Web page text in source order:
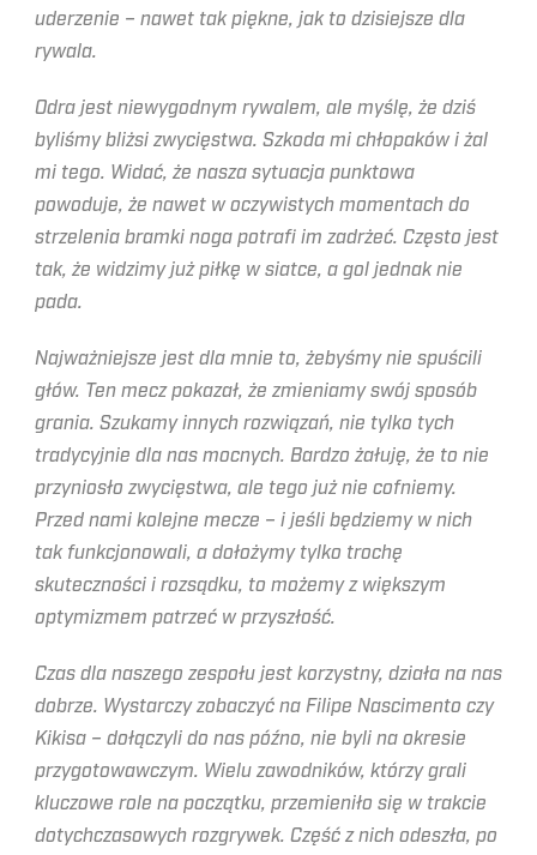
uderzenie – nawet tak piękne, jak to dzisiejsze dla
rywala.
Odra jest niewygodnym rywalem, ale myślę, że dziś
byliśmy bliżsi zwycięstwa. Szkoda mi chłopaków i żal
mi tego. Widać, że nasza sytuacja punktowa
powoduje, że nawet w oczywistych momentach do
strzelenia bramki noga potrafi im zadrżeć. Często jest
tak, że widzimy już piłkę w siatce, a gol jednak nie
pada.
Najważniejsze jest dla mnie to, żebyśmy nie spuścili
głów. Ten mecz pokazał, że zmieniamy swój sposób
grania. Szukamy innych rozwiązań, nie tylko tych
tradycyjnie dla nas mocnych. Bardzo żałuję, że to nie
przyniosło zwycięstwa, ale tego już nie cofniemy.
Przed nami kolejne mecze – i jeśli będziemy w nich
tak funkcjonowali, a dołożymy tylko trochę
skuteczności i rozsądku, to możemy z większym
optymizmem patrzeć w przyszłość.
Czas dla naszego zespołu jest korzystny, działa na nas
dobrze. Wystarczy zobaczyć na Filipe Nascimento czy
Kikisa – dołączyli do nas późno, nie byli na okresie
przygotowawczym. Wielu zawodników, którzy grali
kluczowe role na początku, przemieniło się w trakcie
dotychczasowych rozgrywek. Część z nich odeszła, po